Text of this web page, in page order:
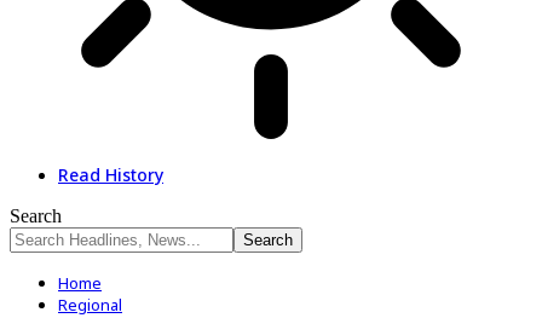
Read History
Search
Home
Regional